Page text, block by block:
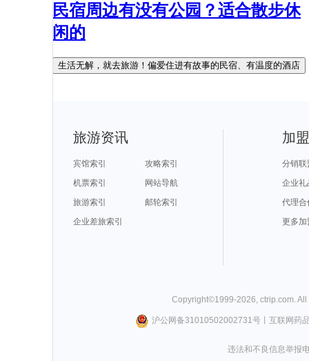
民宿周边有没有公园？适合散步休
闲的
生活无解，就去旅游！偏爱住进有故事的民宿、有温度的酒店
旅游资讯
宾馆索引
攻略索引
机票索引
网站导航
旅游索引
邮轮索引
企业差旅索引
加
分销联
企业礼
代理合
更多加
Copyright©1999-2026 ctrip.com .
沪公网备31010502002731号丨 互联网药
违法和不良信息举报